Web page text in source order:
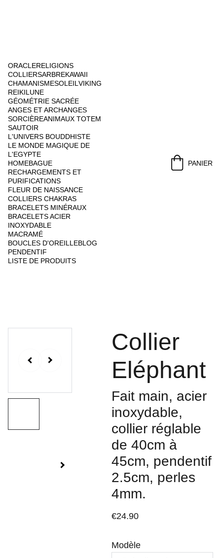
ORACLERELIGIONS
COLLIERSARBREKAWAII
CHAMANISMESOLEIL VIKING
REIKILUNE
GÉOMÉTRIE SACRÉE
ANGES ET ARCHANGES
SORCIÈREANIMAUX TOTEM
SAUTOIR
L'UNIVERS BOUDDHISTE
LE MONDE MAGIQUE DE
L'EGYPTE
HOMEBAGUE
RECHARGEMENTS ET
PURIFICATIONS
FLEUR DE NAISSANCE
COLLIERS CHAKRAS
BRACELETS MINÉRAUX
BRACELETS ACIER
INOXYDABLE
MACRAMÉ
BOUCLES D'OREILLEBLOG
PENDENTIF
LISTE DE PRODUITS
PANIER
Collier
Eléphant
Fait main, acier
inoxydable,
collier réglable
de 40cm à
45cm, pendentif
2.5cm, perles
4mm.
€24.90
Modèle